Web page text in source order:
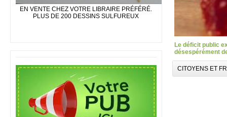
EN VENTE CHEZ VOTRE LIBRAIRE PRÉFÉRÉ.
PLUS DE 200 DESSINS SULFUREUX
Le déficit public
désespérément
CITOYENS ET